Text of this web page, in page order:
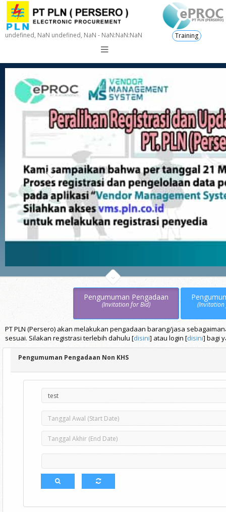
undefined, NaN undefined, NaN - NaN:NaN:NaN Training
Pengumuman Pengadaan
(Invitation for Bid) (Invitation
PT PLN (Persero) akan melakukan pengadaan barang/jasa
sesuai. Silakan registrasi terlebih dahulu [disini] atau login [disini] bagi
Pengumuman Pengadaan Non KHS